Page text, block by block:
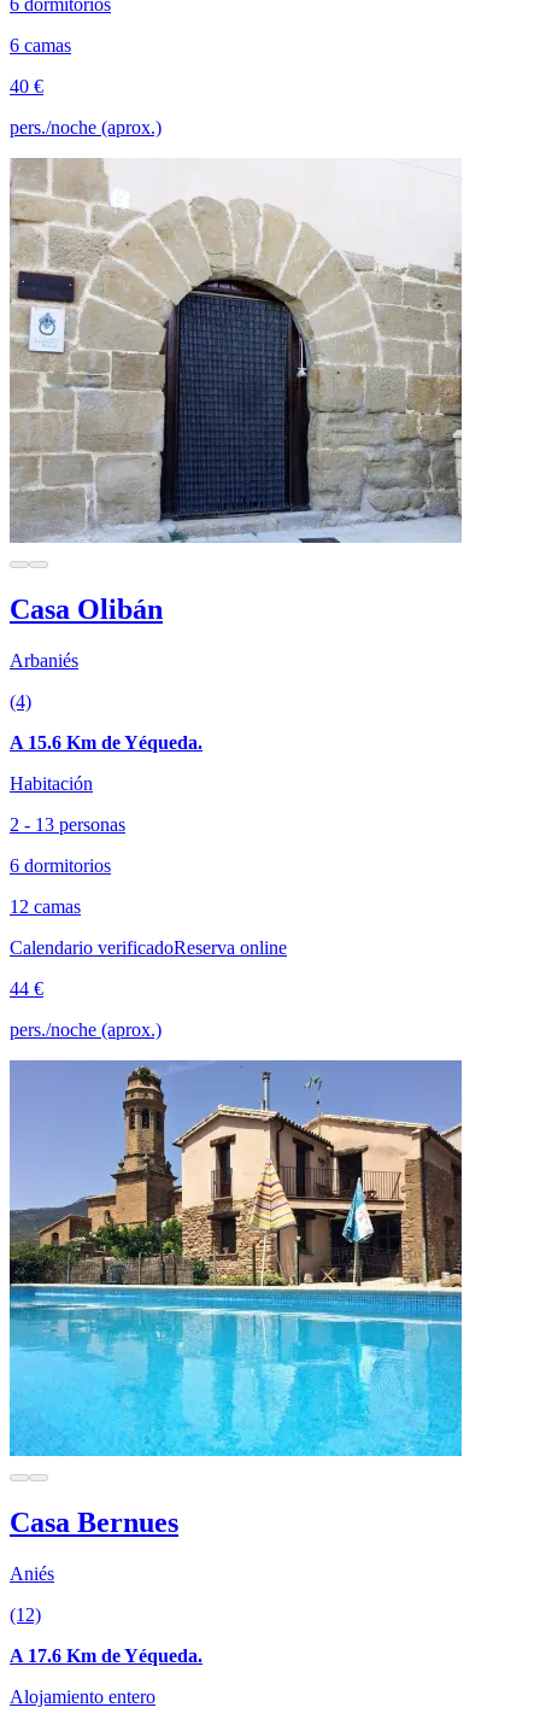
6 dormitorios
6 camas
40 €
pers./noche (aprox.)
Casa Olibán
Arbaniés
(4)
A 15.6 Km de Yéqueda.
Habitación
2 - 13 personas
6 dormitorios
12 camas
Calendario verificadoReserva online
44 €
pers./noche (aprox.)
Casa Bernues
Aniés
(12)
A 17.6 Km de Yéqueda.
Alojamiento entero